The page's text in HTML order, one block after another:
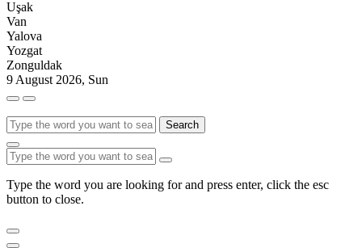
Uşak
Van
Yalova
Yozgat
Zonguldak
9 August 2026, Sun
Search
Type the word you are looking for and press enter, click the esc
button to close.